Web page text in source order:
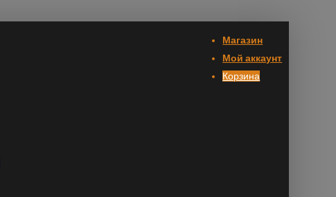
Магазин
Мой аккаунт
Корзина